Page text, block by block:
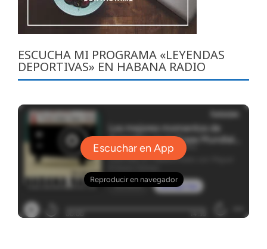
ESCUCHA MI PROGRAMA «LEYENDAS
DEPORTIVAS» EN HABANA RADIO